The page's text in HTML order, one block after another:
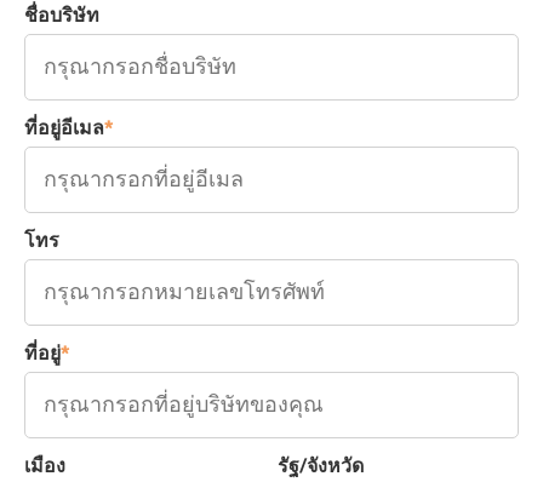
ชื่อบริษัท
ที่อยู่อีเมล*
โทร
ที่อยู่*
เมือง รัฐ/จังหวัด